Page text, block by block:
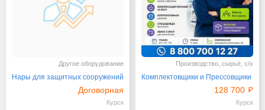
Другое оборудование
Нары для защитных сооружений
Договорная
Курск
Производство, сырьё, с/х
Комплектовщики и Прессовщики
128 700
Курск